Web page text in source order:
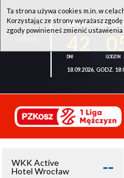
WKK ACTIVE HOTEL
18.09.2026, GODZ.
WKK Active
Hotel Wrocław
--
Ta strona używa cookies m.in. w
Korzystając ze strony wyrażasz
zgody powinieneś zmienić